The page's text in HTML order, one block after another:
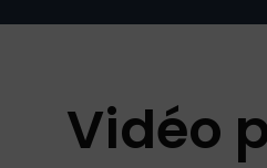
Vidéo